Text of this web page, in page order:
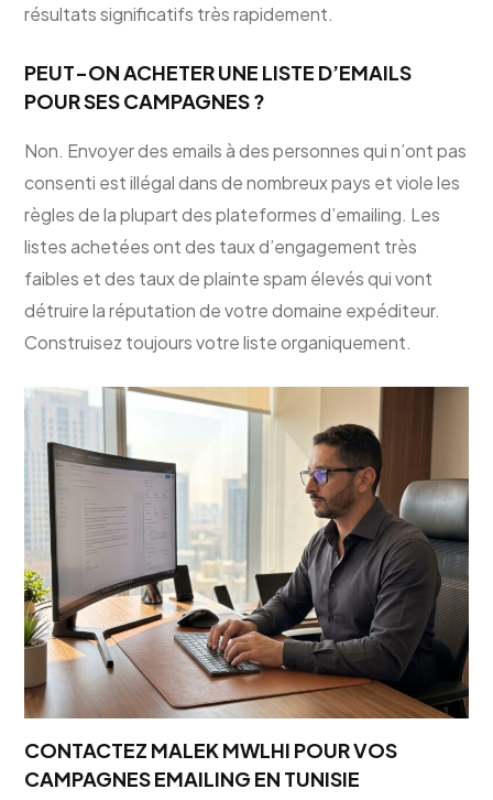
résultats significatifs très rapidement.
PEUT-ON ACHETER UNE LISTE D’EMAILS
POUR SES CAMPAGNES ?
Non. Envoyer des emails à des personnes qui n’ont pas
consenti est illégal dans de nombreux pays et viole les
règles de la plupart des plateformes d’emailing. Les
listes achetées ont des taux d’engagement très
faibles et des taux de plainte spam élevés qui vont
détruire la réputation de votre domaine expéditeur.
Construisez toujours votre liste organiquement.
CONTACTEZ MALEK MWLHI POUR VOS
CAMPAGNES EMAILING EN TUNISIE